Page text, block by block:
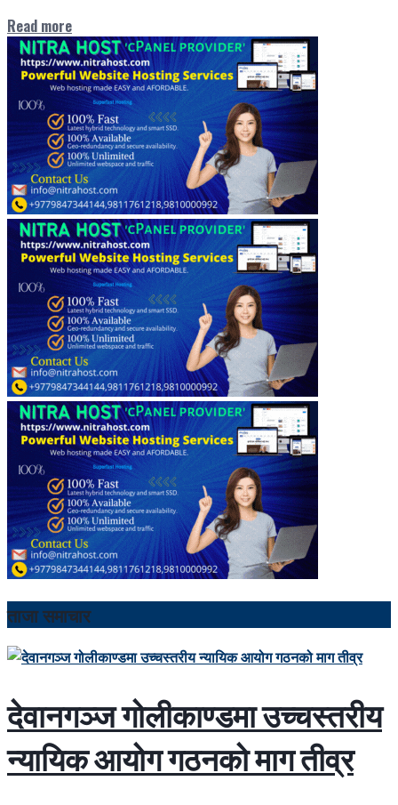
Read more
ताजा समाचार
देवानगञ्ज गोलीकाण्डमा उच्चस्तरीय
न्यायिक आयोग गठनको माग तीव्र